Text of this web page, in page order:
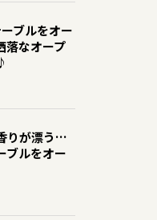
ブルをオー
落なオープ
りが漂う…
ブルをオー